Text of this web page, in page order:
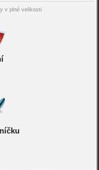
v plné velikosti